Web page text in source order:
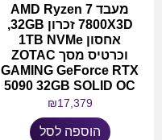
מעבד AMD Ryzen 7
7800X3D זכרון 32GB,
אחסון 1TB NVMe
וכרטיס מסך ZOTAC
GAMING GeForce RTX
5090 32GB SOLID OC
₪17,379
הוספה לסל